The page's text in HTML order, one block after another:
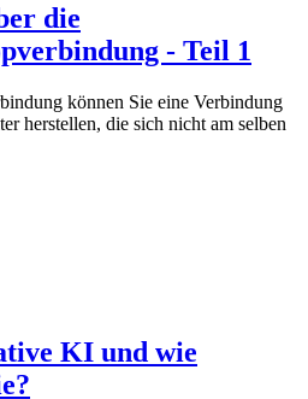
die
- Teil 1
können Sie eine Verbindung
herstellen, die sich nicht am selben
KI und wie